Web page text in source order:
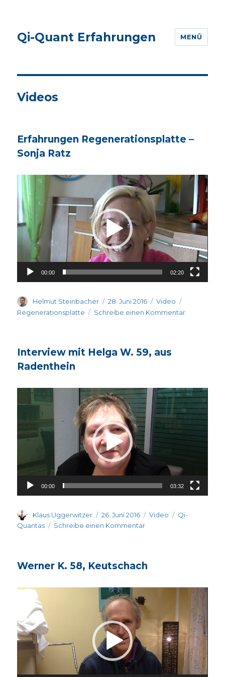
Qi-Quant Erfahrungen MENÜ
Videos
Erfahrungen Regenerationsplatte –
Sonja Ratz
Video-
Player
00:00 02:20
Autor
Helmut Steinbacher
Veröffentlicht
am
28. Juni 2016 Format
Video
Regenerationsplatte
Schreibe einen Kommentarzu
Interview mit Helga W. 59, aus
Radenthein
Video-
Player
00:00 03:32
Autor
Klaus Uggerwitzer
Veröffentlicht
am
26. Juni 2016 Format
Video Kategorien
Qi-
Quantas
Schreibe einen Kommentarzu
W.
aus
Radenthein
Werner K. 58, Keutschach
Video-
Player